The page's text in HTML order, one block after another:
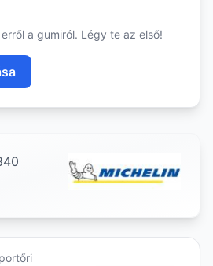
a gumiról. Légy te az első!